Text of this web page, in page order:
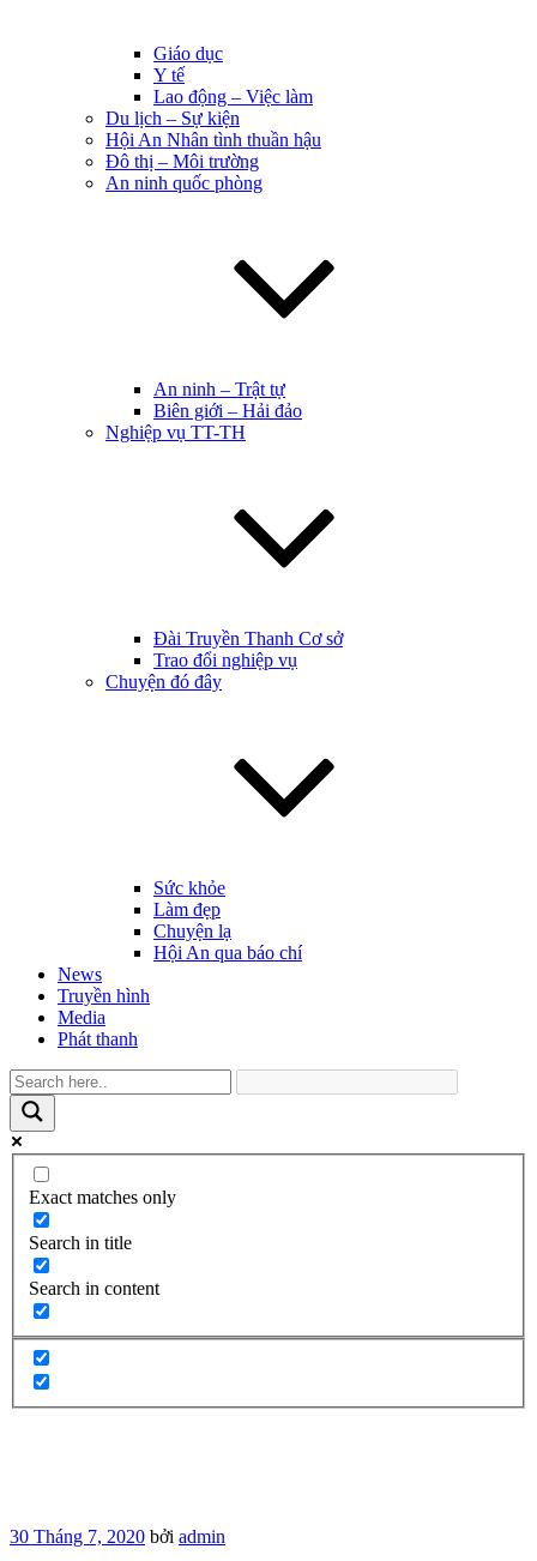
Giáo dục
Y tế
Lao động – Việc làm
Du lịch – Sự kiện
Hội An Nhân tình thuần hậu
Đô thị – Môi trường
An ninh quốc phòng
An ninh – Trật tự
Biên giới – Hải đảo
Nghiệp vụ TT-TH
Đài Truyền Thanh Cơ sở
Trao đổi nghiệp vụ
Chuyện đó đây
Sức khỏe
Làm đẹp
Chuyện lạ
Hội An qua báo chí
News
Truyền hình
Media
Phát thanh
Exact matches only
Search in title
Search in content
Đăng
30 Tháng 7, 2020 bởi admin